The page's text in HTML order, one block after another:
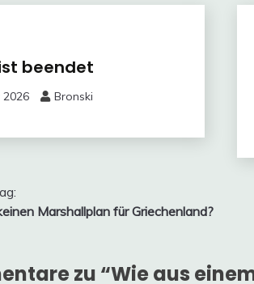
beendet
2026 Bronski
Marshallplan für Griechenland?
zu “Wie aus